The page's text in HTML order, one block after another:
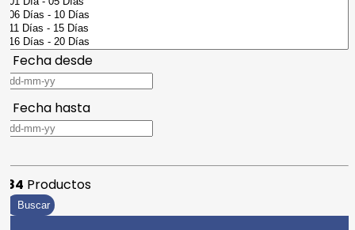
desde
hasta
Productos
Buscar